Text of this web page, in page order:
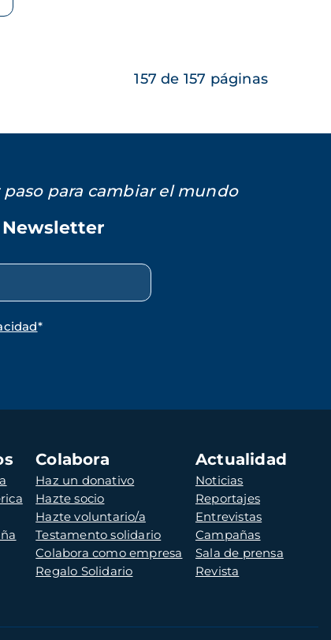
157 de 157 páginas
para cambiar el mundo
Newsletter
*
Colabora
Haz un donativo
Hazte socio
Hazte voluntario/a
Testamento solidario
Colabora como empresa
Regalo Solidario
Actualidad
Noticias
Reportajes
Entrevistas
Campañas
Sala de prensa
Revista